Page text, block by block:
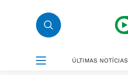
ÚLTIMAS NOTÍCIAS